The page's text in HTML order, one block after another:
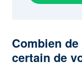
Combien
certain de